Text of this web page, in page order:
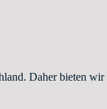
Daher bieten wir